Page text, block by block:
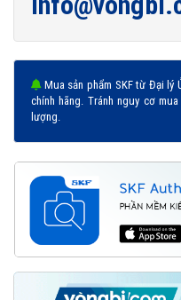
Mua sản phẩm SKF từ Đại lý
chính hãng. Tránh nguy cơ
lượng.